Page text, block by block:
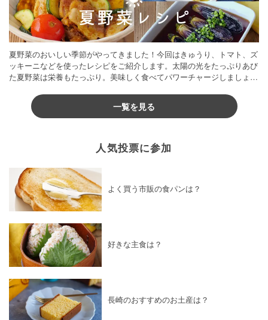
夏野菜のおいしい季節がやってきました！今回はきゅうり、トマト、ズ
ッキーニなどを使ったレシピをご紹介します。太陽の光をたっぷりあび
た夏野菜は栄養もたっぷり。美味しく食べてパワーチャージしましょう
一覧を見る
人気投票に参加
よく買う市販の食パンは？
好きな主食は？
長崎のおすすめのお土産は？